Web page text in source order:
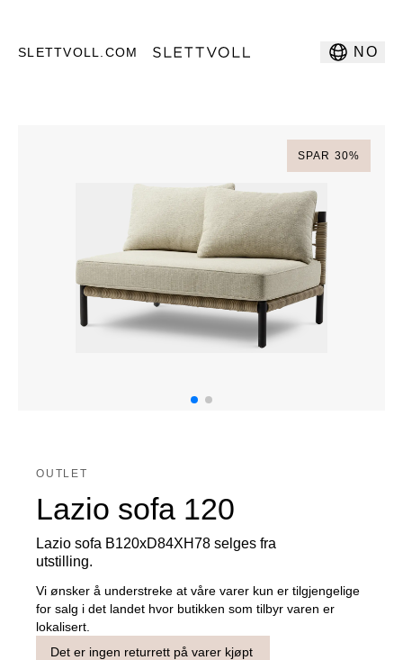
SLETTVOLL.COM NO
SPAR 30%
OUTLET
Lazio sofa 120
Lazio sofa B120xD84XH78 selges fra
utstilling.
Vi ønsker å understreke at våre varer kun er tilgjengelige
for salg i det landet hvor butikken som tilbyr varen er
lokalisert.
Det er ingen returrett på varer kjøpt